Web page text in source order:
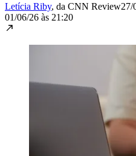
Letícia Riby, da CNN Review27/
01/06/26 às 21:20